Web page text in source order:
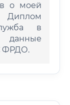
о моей
в
данные
ФРДО.